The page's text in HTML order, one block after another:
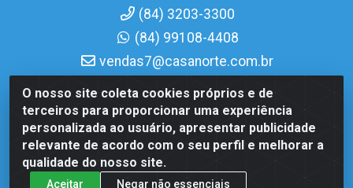
O nosso site coleta cookies próprios e de
terceiros para proporcionar uma experiência
personalizada ao usuário, apresentar publicidade
relevante de acordo com o seu perfil e melhorar a
qualidade do nosso site.
Aceitar Negar não essenciais
(84) 3203-3300
(84) 99108-4408
vendas7@casanorte.com.br
Casa Norte LTDA - Av. Interventor Mário Câmara, 1815 -
Dix-Sept Rosado, Natal/RN - CEP 59054-600 - CNPJ
08.713.513/0001-51